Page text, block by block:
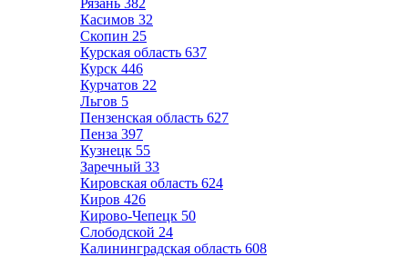
Рязань 382
Касимов 32
Скопин 25
Курская область 637
Курск 446
Курчатов 22
Льгов 5
Пензенская область 627
Пенза 397
Кузнецк 55
Заречный 33
Кировская область 624
Киров 426
Кирово-Чепецк 50
Слободской 24
Калининградская область 608